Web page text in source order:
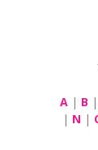
A | B |
| N |